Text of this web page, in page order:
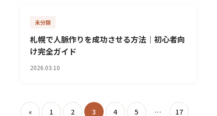
未分類
札幌で人脈作りを成功させる方法｜初心者向
け完全ガイド
2026.03.10
投
« 1 2 3 4 5 …
17